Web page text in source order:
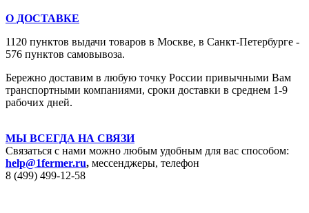
О ДОСТАВКЕ
1120 пунктов выдачи товаров в Москве, в Санкт-Петербурге -
576 пунктов самовывоза.
Бережно доставим в любую точку России привычными Вам
транспортными компаниями, сроки доставки в среднем 1-9
рабочих дней.
МЫ ВСЕГДА НА СВЯЗИ
Связаться с нами можно любым удобным для вас способом:
help@1fermer.ru, мессенджеры, телефон
8 (499) 499-12-58